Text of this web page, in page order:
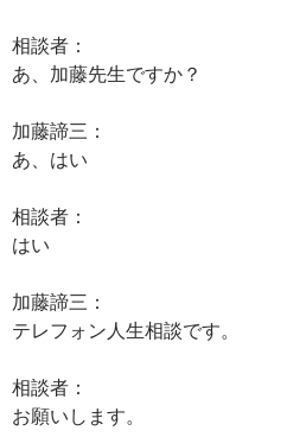
相談者：
あ、加藤先生ですか？
加藤諦三：
あ、はい
相談者：
はい
加藤諦三：
テレフォン人生相談です。
相談者：
お願いします。